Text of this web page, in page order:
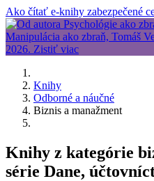
Ako čítať e-knihy zabezpečené
Knihy
Odborné a náučné
Biznis a manažment
Knihy z kategórie
série Dane,